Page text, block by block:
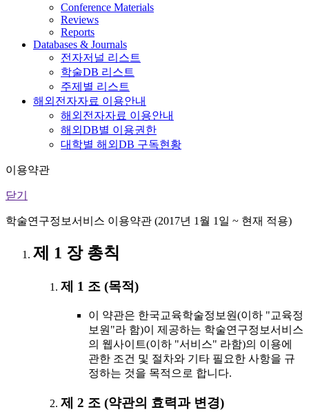
Conference Materials
Reviews
Reports
Databases & Journals
전자저널 리스트
학술DB 리스트
주제별 리스트
해외전자자료 이용안내
해외전자자료 이용안내
해외DB별 이용권한
대학별 해외DB 구독현황
이용약관
닫기
학술연구정보서비스 이용약관 (2017년 1월 1일 ~ 현재 적용)
제 1 장 총칙
제 1 조 (목적)
이 약관은 한국교육학술정보원(이하 "교육정
보원"라 함)이 제공하는 학술연구정보서비스
의 웹사이트(이하 "서비스" 라함)의 이용에
관한 조건 및 절차와 기타 필요한 사항을 규
정하는 것을 목적으로 합니다.
제 2 조 (약관의 효력과 변경)